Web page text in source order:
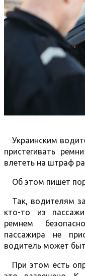
Украинским
пристегивать
влететь на штраф
Об этом пишет
Так, водителям
кто-то из
ремнем
пассажира не
водитель может
При этом есть